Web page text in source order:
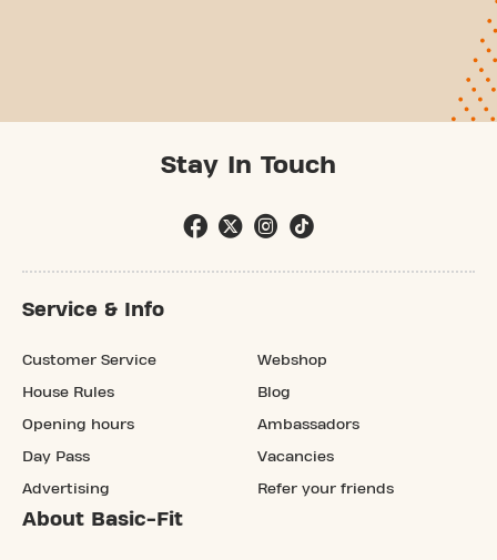
Stay In Touch
Service & Info
Customer Service
House Rules
Opening hours
Day Pass
Advertising
Webshop
Blog
Ambassadors
Vacancies
Refer your friends
About Basic-Fit